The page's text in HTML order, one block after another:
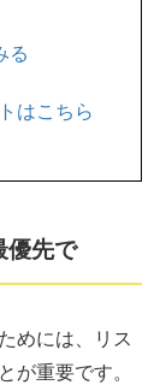
る
はこちら
優先で
めには、リス
が重要です。